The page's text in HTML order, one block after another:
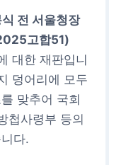
전 서울청장
고합51)
대한 재판입니
덩어리에 모두
맞추어 국회
첩사령부 등의
다.